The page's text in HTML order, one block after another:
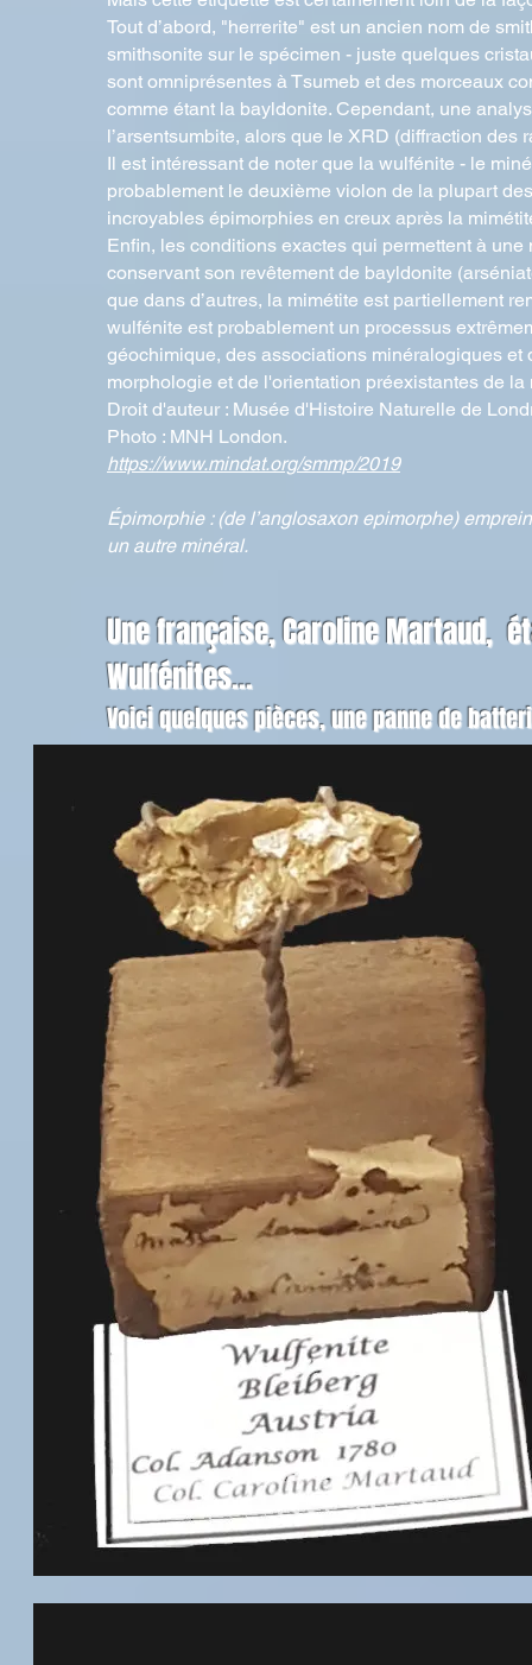
Tout d’abord, "herrerite" est un ancien nom de
smithsonite sur le spécimen - juste quelques
sont omniprésentes à Tsumeb et des morceaux
comme étant la bayldonite. Cependant, une
l’arsentsumbite, alors que le XRD (diffraction
Il est intéressant de noter que la wulfénite - le
probablement le deuxième violon de la plupart
incroyables épimorphies en creux après la
Enfin, les conditions exactes qui permettent à
conservant son revêtement de bayldonite
que dans d’autres, la mimétite est partiellement
wulfénite est probablement un processus
géochimique, des associations minéralogiques
morphologie et de l'orientation préexistantes de la
Droit d'auteur : Musée d'Histoire Naturelle de
Photo : MNH London.
https://www.mindat.org/smmp/2019
Épimorphie : (de l’anglosaxon epimorphe)
un autre minéral.
Une française, Caroline Martaud,
Wulfénites...
Voici quelques pièces, une panne de